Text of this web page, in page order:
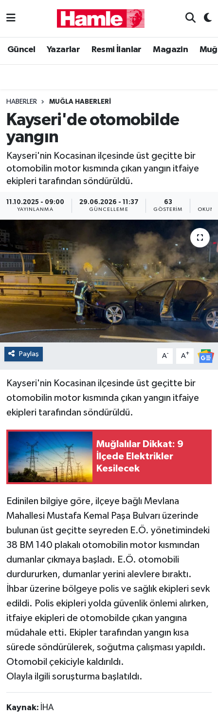
Güncel Yazarlar Resmi İlanlar Magazin
HABERLER MUĞLA HABERLERI
Kayseri'de otomobilde
yangın
Kayseri'nin Kocasinan ilçesinde üst geçitte bir
otomobilin motor kısmında çıkan yangın itfaiye
ekipleri tarafından söndürüldü.
11.10.2025 - 09:00
YAYINLANMA
29.06.2026 - 11:37
GÜNCELLEME
63
GÖSTERIM
Paylaş A- A+
Kayseri'nin Kocasinan ilçesinde üst geçitte bir
otomobilin motor kısmında çıkan yangın itfaiye
ekipleri tarafından söndürüldü.
Muğlalılar Dikkat: 9
İlçede Elektrikler
Kesilecek
Edinilen bilgiye göre, ilçeye bağlı Mevlana
Mahallesi Mustafa Kemal Paşa Bulvarı üzerinde
bulunan üst geçitte seyreden E.Ö. yönetimindeki
38 BM 140 plakalı otomobilin motor kısmından
dumanlar çıkmaya başladı. E.Ö. otomobili
durdururken, dumanlar yerini alevlere bıraktı.
İhbar üzerine bölgeye polis ve sağlık ekipleri sevk
edildi. Polis ekipleri yolda güvenlik önlemi alırken,
itfaiye ekipleri de otomobilde çıkan yangına
müdahale etti. Ekipler tarafından yangın kısa
sürede söndürülerek, soğutma çalışması yapıldı.
Otomobil çekiciyle kaldırıldı.
Olayla ilgili soruşturma başlatıldı.
Kaynak: İHA
Güncel
Magazin
Muğla Haber
Siyaset
Muğla Nöbetçi Eczaneler
Muğla Trafik Yoğunluk Haritası
Süper Lig Puan Durumu ve Fikstür
Tüm Manşetler
Son Dakika Haberleri
Haber Arşivi